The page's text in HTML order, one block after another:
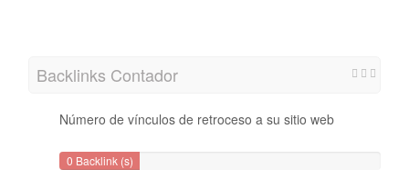
Backlinks Contador
Número de vínculos de retroceso a su sitio web
0 Backlink (s)